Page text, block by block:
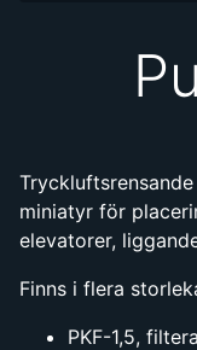
miniatyr för
elevatorer,
Finns i flera
PKF-1,5,